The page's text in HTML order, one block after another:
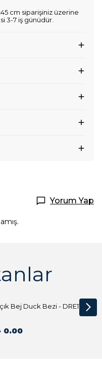
cm siparişiniz üzerine
3-7 iş günüdür.
Yorum Yap
Açık Bej Duck Bezi - DRE1144 Kumaş Peçete
0.00